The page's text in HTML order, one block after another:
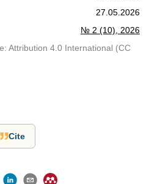
27.05.2026
№ 2 (10), 2026
Attribution 4.0 International (CC
Cite